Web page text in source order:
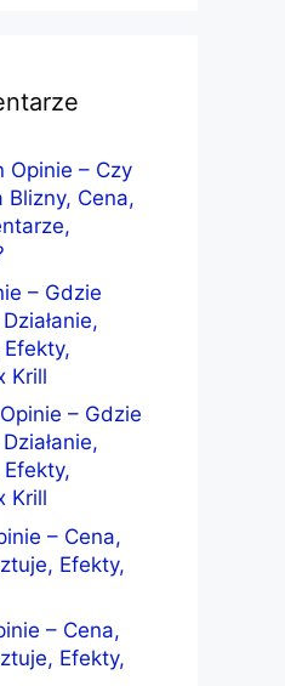
Opinie – Czy
Cena,
– Gdzie
Krill
– Gdzie
Krill
– Cena,
Efekty,
– Cena,
Efekty,